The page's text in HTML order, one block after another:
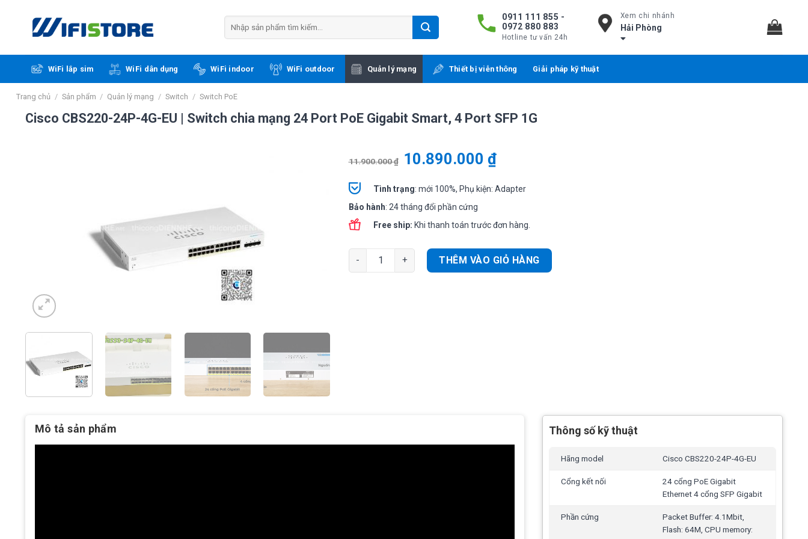
kiếm:
0911 111 855 -
0972 880 883
Hotline tư vấn 24h
Xem chi nhánh
Hải Phòng
WiFi lắp sim WiFi dân dụng WiFi indoor WiFi outdoor Quản lý mạng Thiết bị viễn thông Giải pháp kỹ thuật
Trang chủ / Sản phẩm / Quản lý mạng / Switch / Switch PoE
Cisco CBS220-24P-4G-EU | Switch chia mạng 24 Port PoE Gigabit Smart, 4 Port SFP 1G
11.900.000₫ 10.890.000 ₫
Tình trạng: mới 100%, Phụ kiện: Adapter
Bảo hành: 24 tháng đổi phần cứng
Free ship: Khi thanh toán trước đơn hàng.
Cisco CBS220-24P-4G-EU | Switch chia mạng 24 Port PoE Gigabit Smart, 4 Port SFP 1G số lượng
THÊM VÀO GIỎ HÀNG
Mô tả sản phẩm Thông số kỹ thuật
Hãng model Cisco CBS220-24P-4G-EU
Cổng kết nối
24 cổng PoE Gigabit
Ethernet 4 cổng SFP Gigabit
Phần cứng
Packet Buffer: 4.1Mbit,
Flash: 64M, CPU memory: